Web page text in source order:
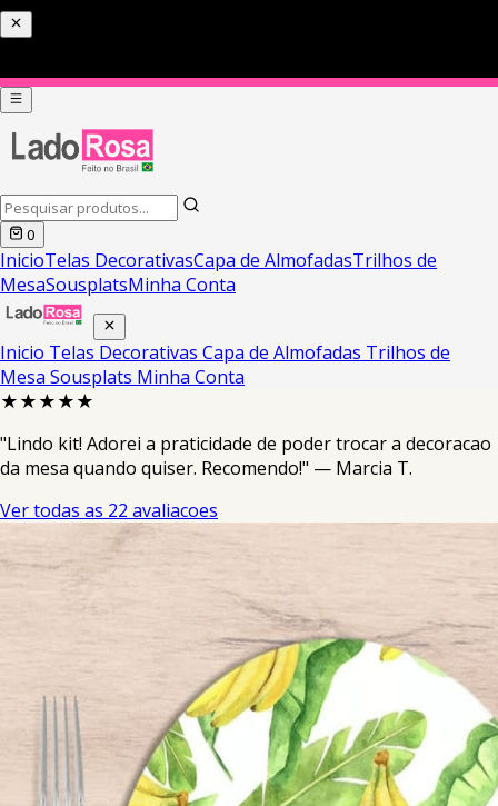
0
InicioTelas DecorativasCapa de AlmofadasTrilhos de
MesaSousplatsMinha Conta
Inicio Telas Decorativas Capa de Almofadas Trilhos de
Mesa Sousplats Minha Conta
★★★★★
"Lindo kit! Adorei a praticidade de poder trocar a decoracao
da mesa quando quiser. Recomendo!" — Marcia T.
Ver todas as 22 avaliacoes